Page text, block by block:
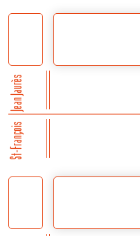
Jean Jaurès
St-François